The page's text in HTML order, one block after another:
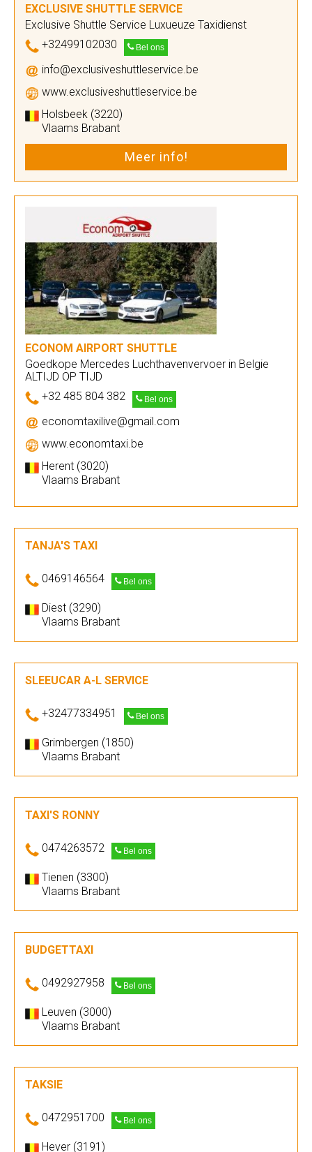
EXCLUSIVE SHUTTLE SERVICE
Exclusive Shuttle Service Luxueuze Taxidienst
+32499102030
Bel ons
info@exclusiveshuttleservice.be
www.exclusiveshuttleservice.be
Holsbeek (3220)
Vlaams Brabant
Meer info!
ECONOM AIRPORT SHUTTLE
Goedkope Mercedes Luchthavenvervoer in Belgie
ALTIJD OP TIJD
+32 485 804 382
Bel ons
economtaxilive@gmail.com
www.economtaxi.be
Herent (3020)
Vlaams Brabant
TANJA'S TAXI
0469146564 Bel ons
Diest (3290)
Vlaams Brabant
SLEEUCAR A-L SERVICE
+32477334951 Bel ons
Grimbergen (1850)
Vlaams Brabant
TAXI'S RONNY
0474263572 Bel ons
Tienen (3300)
Vlaams Brabant
BUDGETTAXI
0492927958 Bel ons
Leuven (3000)
Vlaams Brabant
TAKSIE
0472951700 Bel ons
Hever (3191)